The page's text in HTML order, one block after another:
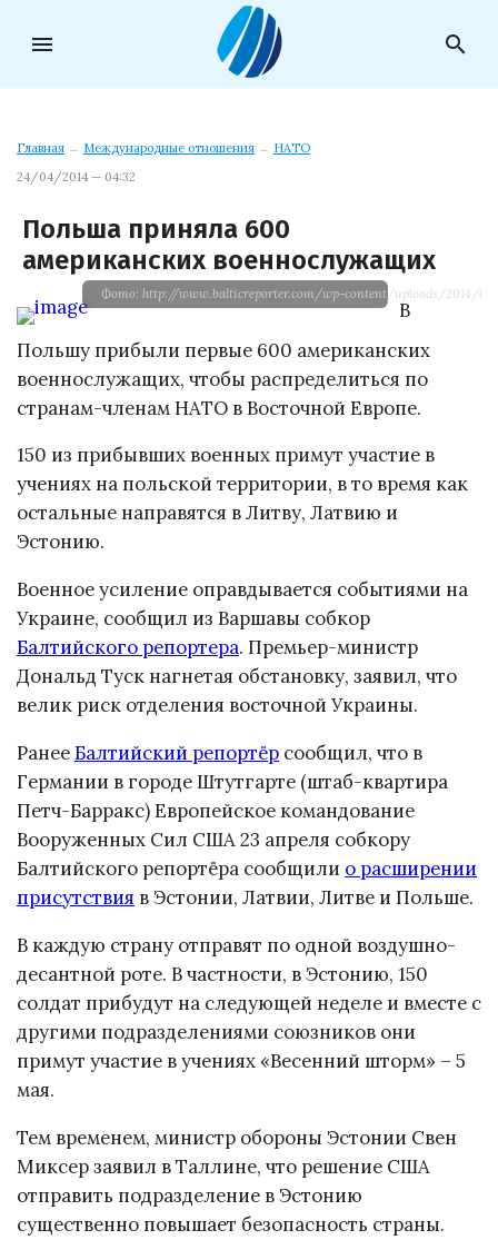
menu search
Главная → Международные отношения → НАТО
24/04/2014 — 04:32
Польша приняла 600
американских военнослужащих
Фото: http://www.balticreporter.com/wp-content/uploads/2014/
В
Польшу прибыли первые 600 американских
военнослужащих, чтобы распределиться по
странам-членам НАТО в Восточной Европе.
150 из прибывших военных примут участие в
учениях на польской территории, в то время как
остальные направятся в Литву, Латвию и
Эстонию.
Военное усиление оправдывается событиями на
Украине, сообщил из Варшавы собкор
Балтийского репортера. Премьер-министр
Дональд Туск нагнетая обстановку, заявил, что
велик риск отделения восточной Украины.
РанееБалтийский репортёр сообщил, что в
Германии в городе Штутгарте (штаб-квартира
Петч-Барракс) Европейское командование
Вооруженных Сил США 23 апреля собкору
Балтийского репортёра сообщили о расширении
присутствия в Эстонии, Латвии, Литве и Польше.
В каждую страну отправят по одной воздушно-
десантной роте. В частности, в Эстонию, 150
солдат прибудут на следующей неделе и вместе с
другими подразделениями союзников они
примут участие в учениях «Весенний шторм» – 5
мая.
Тем временем, министр обороны Эстонии Свен
Миксер заявил в Таллине, что решение США
отправить подразделение в Эстонию
существенно повышает безопасность страны.